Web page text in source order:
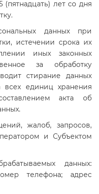
лет со дня
данных при
истечении срока их
иных законных
за обработку
стирание данных
всех единиц хранения
акта об
жалоб, запросов,
и Субъектом
данных:
телефона; адрес